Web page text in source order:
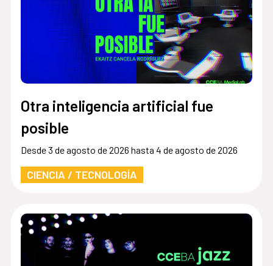
Otra inteligencia artificial fue
posible
Desde 3 de agosto de 2026 hasta 4 de agosto de 2026
CIENCIA / TECNOLOGÍA